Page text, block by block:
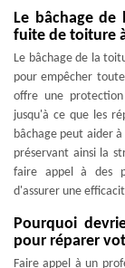
Le bâchage de
fuite de toiture
Le bâchage de la
pour empêcher
offre une
jusqu'à ce que les
bâchage peut aider
préservant ainsi la
faire appel à des
d'assurer une
Pourquoi
pour réparer
Faire appel à un